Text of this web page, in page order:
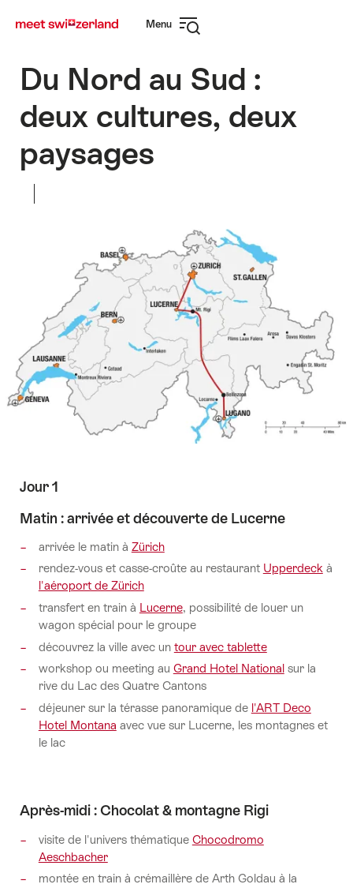
sur
rapide
Menu
navigation
Du Nord au Sud :
deux cultures, deux
paysages
Jour 1
Matin : arrivée et découverte de Lucerne
arrivée le matin à Zürich
rendez-vous et casse-croûte au restaurant Upperdeck à
l'aéroport de Zürich
transfert en train à Lucerne, possibilité de louer un
wagon spécial pour le groupe
découvrez la ville avec un tour avec tablette
workshop ou meeting au Grand Hotel Nationalsur la
rive du Lac des Quatre Cantons
déjeuner sur la térasse panoramique de l'ART Deco
Hotel Montana avec vue sur Lucerne, les montagnes et
le lac
Après-midi : Chocolat & montagne Rigi
visite de l'univers thématique Chocodromo
Aeschbacher
montée en train à crémaillère de Arth Goldau à la